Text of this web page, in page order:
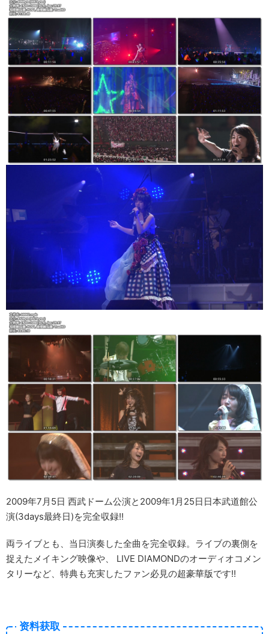
2009年7月5日 西武ドーム公演と2009年1月25日日本武道館公
演(3days最終日)を完全収録!!
両ライブとも、当日演奏した全曲を完全収録。ライブの裏側を
捉えたメイキング映像や、 LIVE DIAMONDのオーディオコメン
タリーなど、特典も充実したファン必見の超豪華版です!!
资料获取